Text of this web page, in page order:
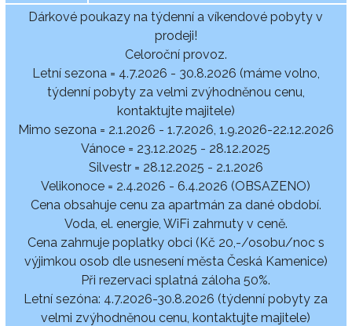
Dárkové poukazy na týdenní a víkendové pobyty v
prodeji!
Celoroční provoz.
Letní sezona = 4.7.2026 - 30.8.2026 (máme volno,
týdenní pobyty za velmi zvýhodněnou cenu,
kontaktujte majitele)
Mimo sezona = 2.1.2026 - 1.7.2026, 1.9.2026-22.12.2026
Vánoce = 23.12.2025 - 28.12.2025
Silvestr = 28.12.2025 - 2.1.2026
Velikonoce = 2.4.2026 - 6.4.2026 (OBSAZENO)
Cena obsahuje cenu za apartmán za dané období.
Voda, el. energie, WiFi zahrnuty v ceně.
Cena zahrnuje poplatky obci (Kč 20,-/osobu/noc s
výjimkou osob dle usnesení města Česká Kamenice)
Při rezervaci splatná záloha 50%.
Letní sezóna: 4.7.2026-30.8.2026 (týdenní pobyty za
velmi zvýhodněnou cenu, kontaktujte majitele)